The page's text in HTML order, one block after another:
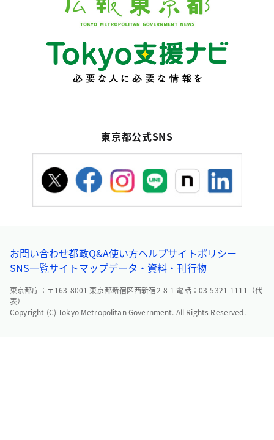
東京都公式SNS
お問い合わせ都政Q&A使い方ヘルプサイトポリシー
SNS一覧サイトマップデータ・資料・刊行物
東京都庁：〒163-8001 東京都新宿区西新宿2-8-1 電話：03-5321-1111（代
表）
Copyright (C) Tokyo Metropolitan Government. All Rights Reserved.